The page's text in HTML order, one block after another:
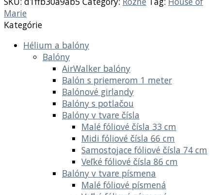
Marie
Kategórie
Hélium a balóny
Balóny
AirWalker balóny
Balón s priemerom 1 meter
Balónové girlandy
Balóny s potlačou
Balóny v tvare čísla
Malé fóliové čísla 33 cm
Midi fóliové čísla 66 cm
Samostojace fóliové čísla 74 cm
Veľké fóliové čísla 86 cm
Balóny v tvare písmena
Malé fóliové písmená